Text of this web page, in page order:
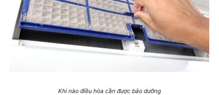
Khi nào điều hòa cần được bảo dưỡng